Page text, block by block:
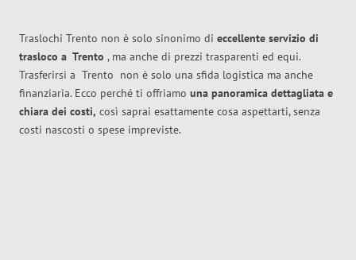
Traslochi Trento non è solo sinonimo di eccellente servizio di
trasloco a Trento , ma anche di prezzi trasparenti ed equi.
Trasferirsi a Trento non è solo una sfida logistica ma anche
finanziaria. Ecco perché ti offriamo una panoramica dettagliata e
chiara dei costi, così saprai esattamente cosa aspettarti, senza
costi nascosti o spese impreviste.